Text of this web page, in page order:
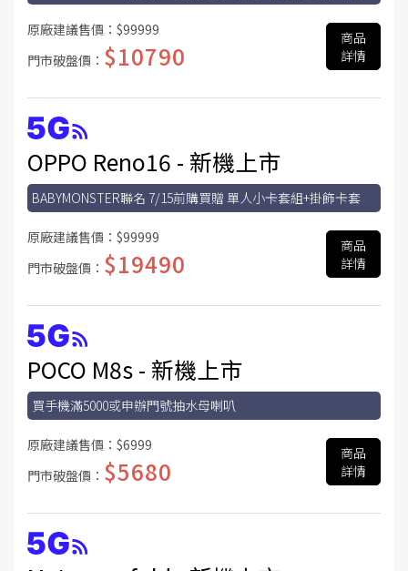
原廠建議售價： $99999
門市破盤價： $10790
商品
詳情
OPPO Reno16 - 新機上市
BABYMONSTER聯名 7/15前購買贈 單人小卡套組+掛飾卡套
原廠建議售價： $99999
門市破盤價： $19490
商品
詳情
POCO M8s - 新機上市
買手機滿5000或申辦門號抽水母喇叭
原廠建議售價： $6999
門市破盤價： $5680
商品
詳情